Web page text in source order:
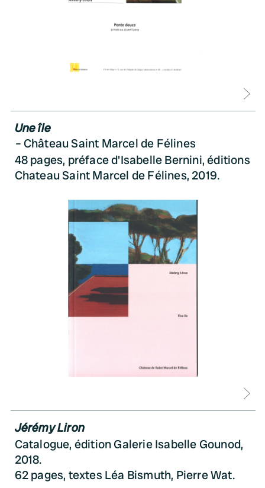
Une île
Château Saint Marcel de Félines
48 pages, préface d'Isabelle Bernini, éditions
Chateau Saint Marcel de Félines, 2019.
Jérémy Liron
Catalogue, édition Galerie Isabelle Gounod,
2018.
62 pages, textes Léa Bismuth, Pierre Wat.